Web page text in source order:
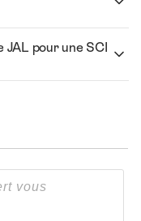
JAL pour une SCI